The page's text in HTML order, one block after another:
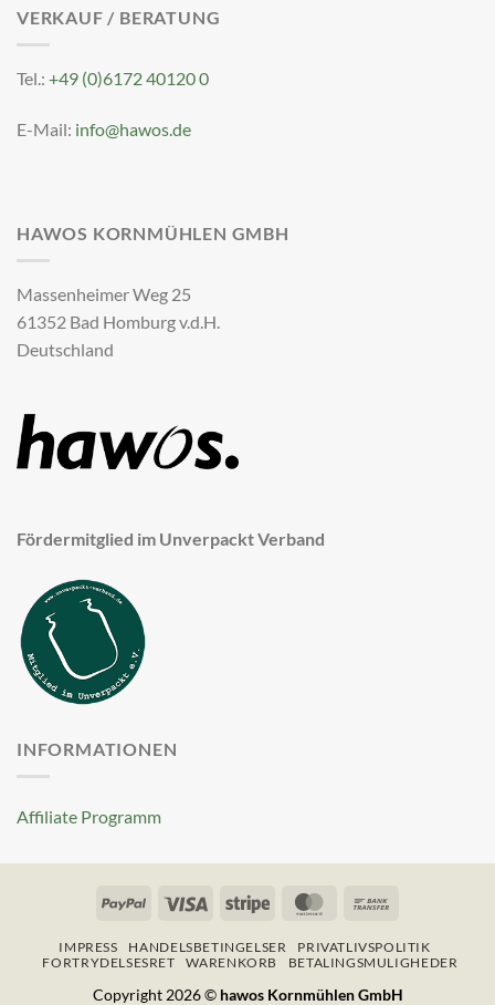
VERKAUF / BERATUNG
Tel.: +49 (0)6172 40120 0
E-Mail: info@hawos.de
HAWOS KORNMÜHLEN GMBH
Massenheimer Weg 25
61352 Bad Homburg v.d.H.
Deutschland
Fördermitglied im Unverpackt Verband
INFORMATIONEN
Affiliate Programm
PayPal Visa Stripe MasterCard
IMPRESS HANDELSBETINGELSER
PRIVATLIVSPOLITIK
FORTRYDELSESRET
WARENKORB BETALINGSMULIGHEDER
Copyright 2026 © hawos Kornmühlen GmbH